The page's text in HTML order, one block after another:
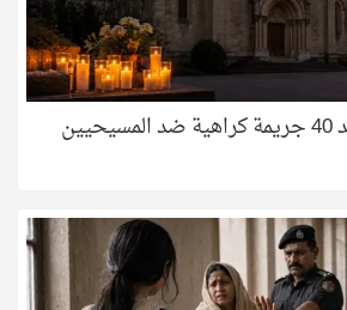
تقرير أوروبي يرصد 40 جريمة كراهية ضد المسيحيين